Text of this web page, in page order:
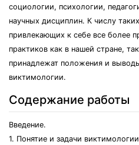
социологии, психологии,
научных дисциплин. К числу
привлекающих к себе все более
практиков как в нашей стране,
принадлежат положения и
виктимологии.
Содержание работы
Введение.
1. Понятие и задачи